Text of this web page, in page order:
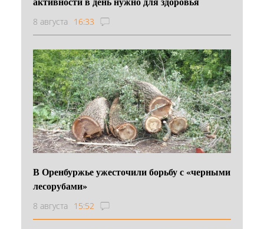
8 августа 16:33
В Оренбуржье ужесточили борьбу с «черными
лесорубами»
8 августа 15:52